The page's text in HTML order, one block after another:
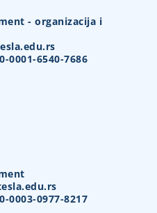
- organizacija i
6540-7686
0977-8217